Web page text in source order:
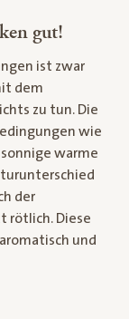
gut!
ist zwar
dem
zu tun. Die
wie
warme
der
rötlich. Diese
und